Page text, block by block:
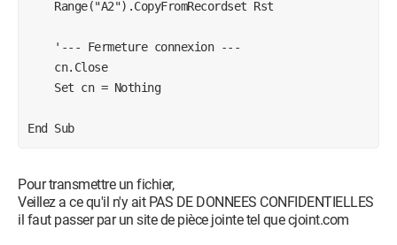
End Sub
Pour transmettre un fichier,
Veillez a ce qu'il n'y ait PAS DE DONNEES CONFIDENTIELLES
il faut passer par un site de pièce jointe tel que cjoint.com